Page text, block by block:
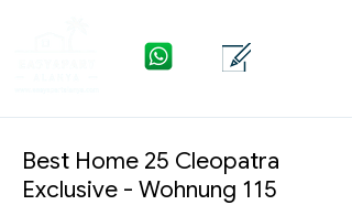
Best Home 25 Cleopatra
Exclusive - Wohnung 115